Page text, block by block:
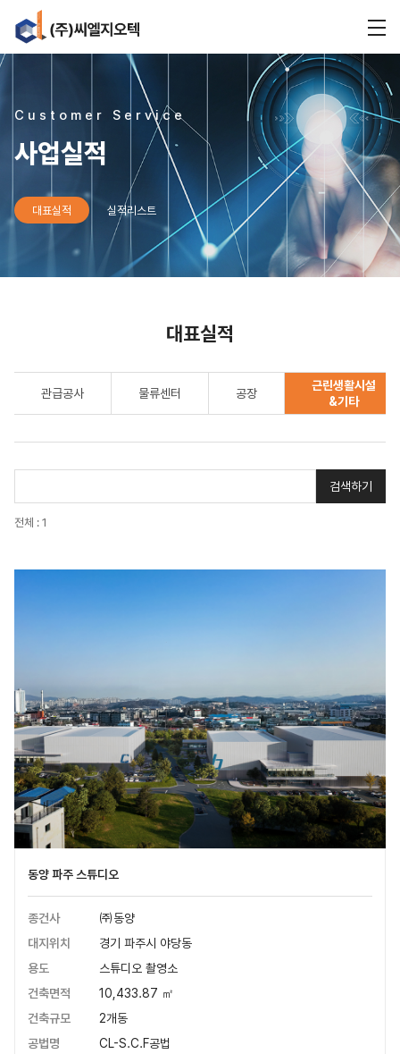
Customer Service
사업실적
대표실적 실적리스트
대표실적
관급공사 물류센터 공장
근린생활시설
&기타
전체 : 1
검색하기
동양 파주 스튜디오
종건사
㈜동양
대지위치
경기 파주시 야당동
용도
스튜디오 촬영소
건축면적
10,433.87 ㎡
건축규모
2개동
공법명
CL-S.C.F공법